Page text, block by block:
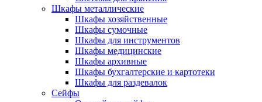
Шкафы металлические
Шкафы хозяйственные
Шкафы сумочные
Шкафы для инструментов
Шкафы медицинские
Шкафы архивные
Шкафы бухгалтерские и картотеки
Шкафы для раздевалок
Сейфы